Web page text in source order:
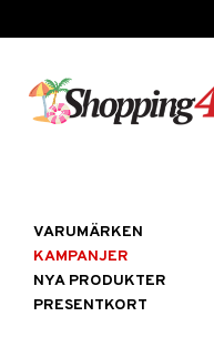
VARUMÄRKEN
KAMPANJER
NYA PRODUKTER
PRESENTKORT